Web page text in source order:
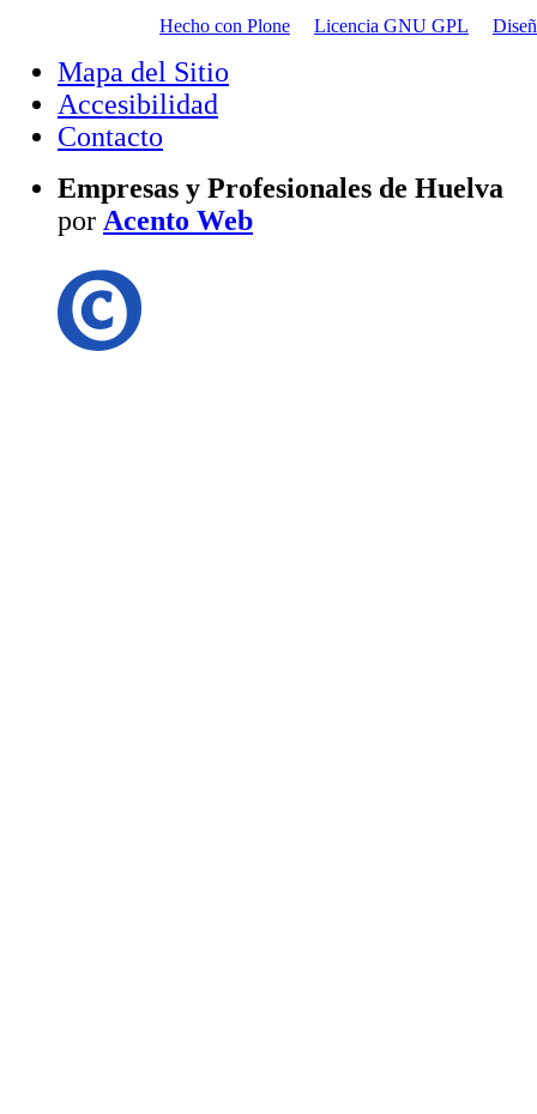
Hecho con Plone Licencia GNU GPL
Mapa del Sitio
Accesibilidad
Contacto
Empresas y Profesionales de Huelva
por Acento Web